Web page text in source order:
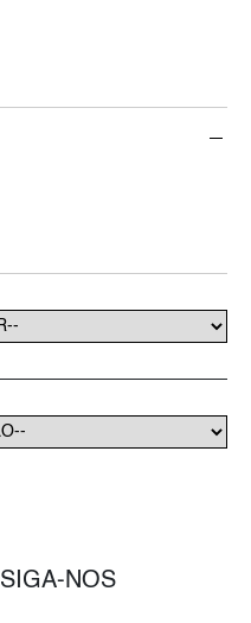
SIGA-NOS